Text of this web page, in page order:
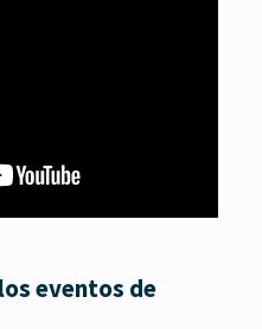
eventos de